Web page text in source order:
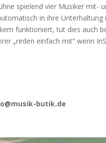
spielend vier Musiker mit-
in ihre Unterhaltung
funktioniert, tut dies auch
„reden einfach mit“ wenn
butik.de